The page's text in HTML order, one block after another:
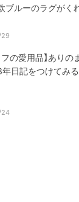
ブルーのラグがく
フの愛用品】あり
日記をつけてみる